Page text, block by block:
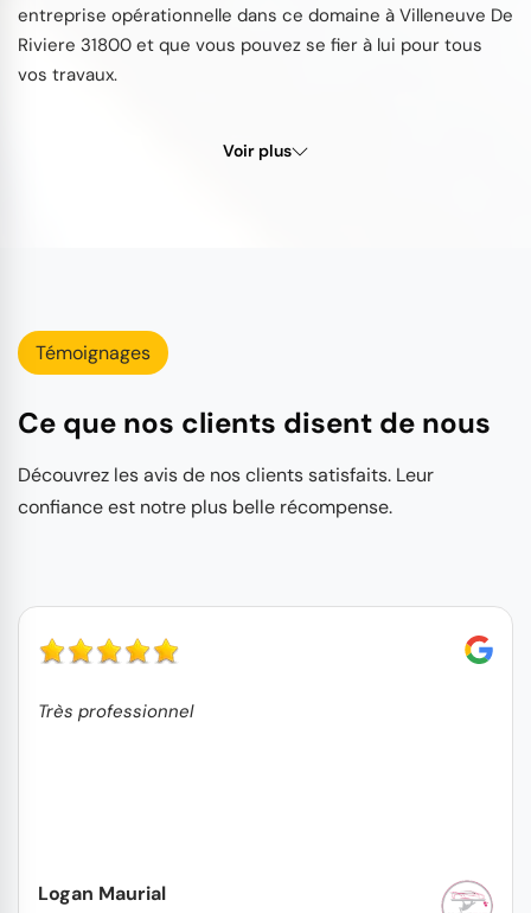
entreprise opérationnelle dans ce domaine à Villeneuve De
Riviere 31800 et que vous pouvez se fier à lui pour tous
vos travaux.
Voir plus
Témoignages
Ce que nos clients disent de nous
Découvrez les avis de nos clients satisfaits. Leur
confiance est notre plus belle récompense.
Très professionnel
Logan Maurial